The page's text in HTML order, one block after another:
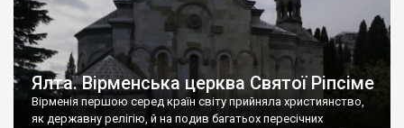
Ялта. Вірменська церква Святої Ріпсіме
Вірменія першою серед країн світу прийняла християнство,
як державну релігію, й на подив багатьох пересічних